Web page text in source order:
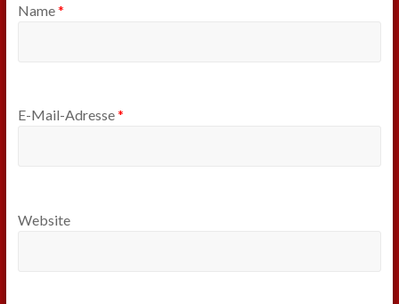
Name*
E-Mail-Adresse*
Website